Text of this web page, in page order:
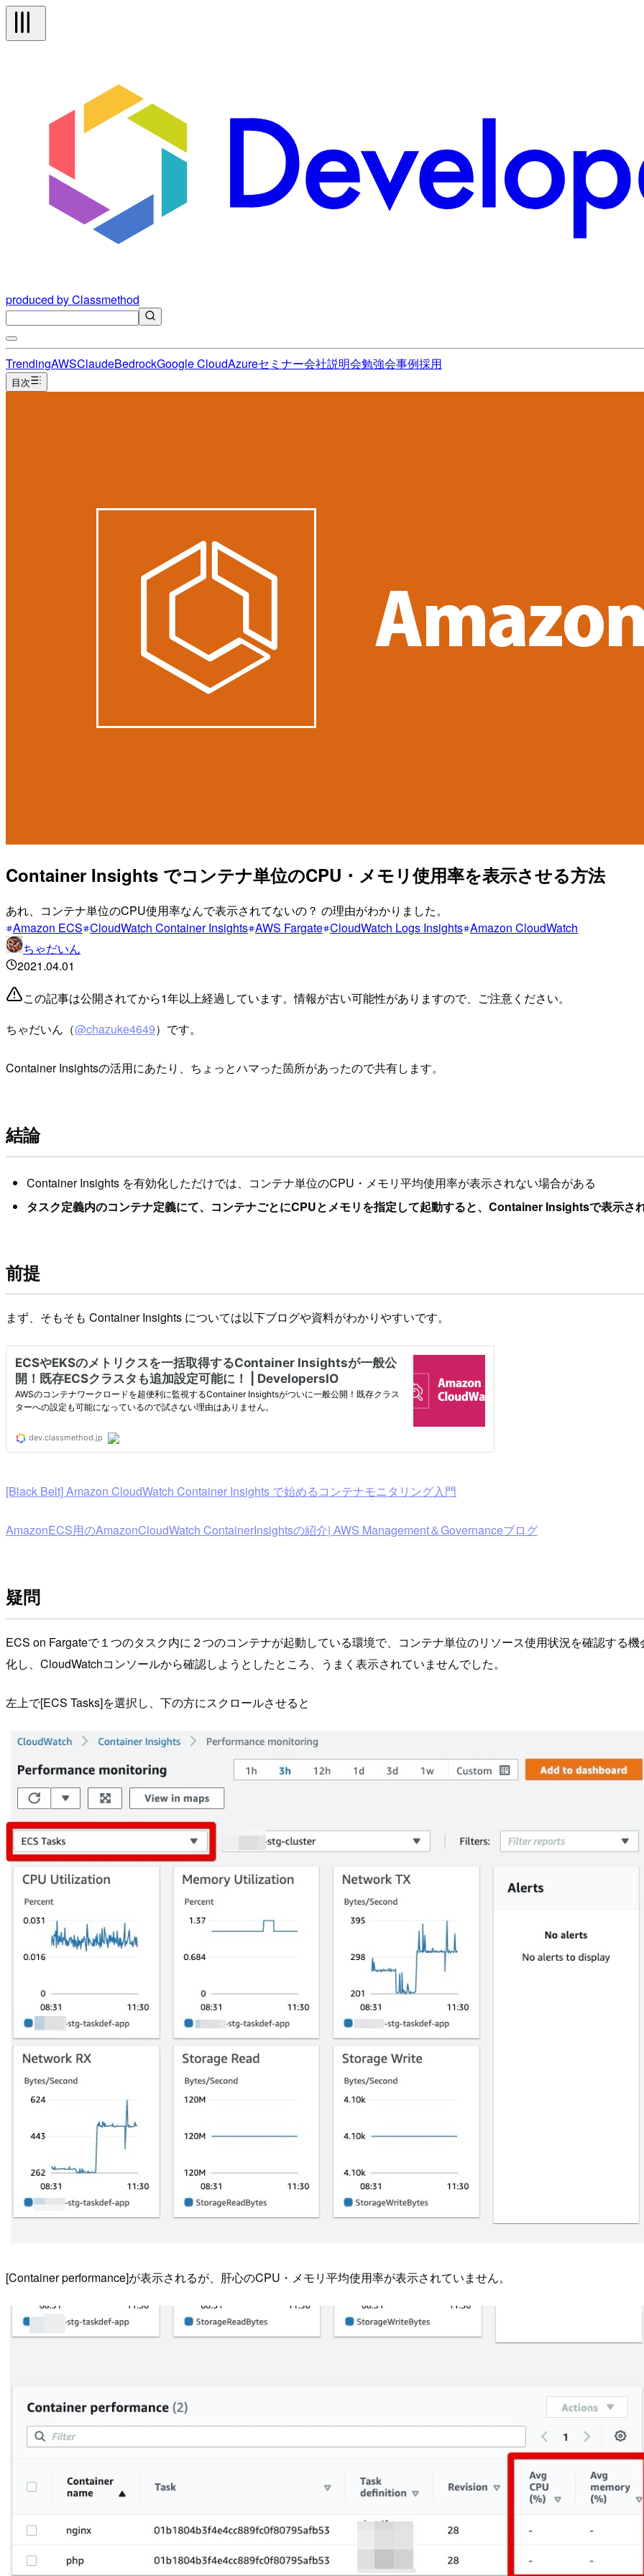
produced by Classmethod
TrendingAWSClaudeBedrockGoogle CloudAzureセミナー会社説明会勉強会事例採用
目次
Container Insights でコンテナ単位のCPU・メモリ使用率を表示させる方法
あれ、コンテナ単位のCPU使用率なんで表示されてないの？ の理由がわかりました。
Amazon ECS CloudWatch Container Insights AWS Fargate CloudWatch Logs Insights Amazon CloudWatch
ちゃだいん
2021.04.01
この記事は公開されてから1年以上経過しています。情報が古い可能性がありますので、ご注意ください。
ちゃだいん（@chazuke4649）です。
Container Insightsの活用にあたり、ちょっとハマった箇所があったので共有します。
結論
Container Insights を有効化しただけでは、コンテナ単位のCPU・メモリ平均使用率が表示されない場合がある
タスク定義内のコンテナ定義にて、コンテナごとにCPUとメモリを指定して起動すると、Container Insightsで表示さ
前提
まず、そもそも Container Insights については以下ブログや資料がわかりやすいです。
[Black Belt] Amazon CloudWatch Container Insights で始めるコンテナモニタリング入門
AmazonECS用のAmazonCloudWatch ContainerInsightsの紹介| AWS Management＆Governanceブログ
疑問
ECS on Fargateで１つのタスク内に２つのコンテナが起動している環境で、コンテナ単位のリソース使用状況を確認する
化し、CloudWatchコンソールから確認しようとしたところ、うまく表示されていませんでした。
左上で[ECS Tasks]を選択し、下の方にスクロールさせると
[Container performance]が表示されるが、肝心のCPU・メモリ平均使用率が表示されていません。